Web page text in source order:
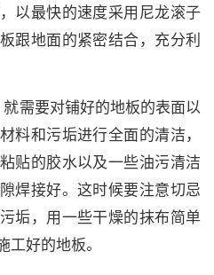
以最快的速度采用尼龙滚子
跟地面的紧密结合，充分利
需要对铺好的地板的表面以
料和污垢进行全面的清洁，
贴的胶水以及一些油污清洁
焊接好。这时候要注意切忌
垢，用一些干燥的抹布简单
工好的地板。